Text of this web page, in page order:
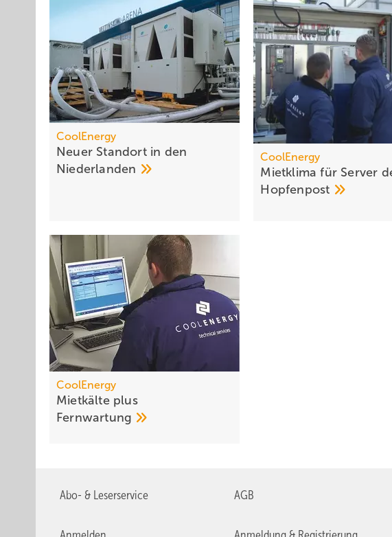
CoolEnergy
Neuer Standort in den
Niederlanden
CoolEnergy
Mietklima für Server
Hopfenpost
CoolEnergy
Mietkälte plus
Fernwartung
Abo- & Leserservice AGB